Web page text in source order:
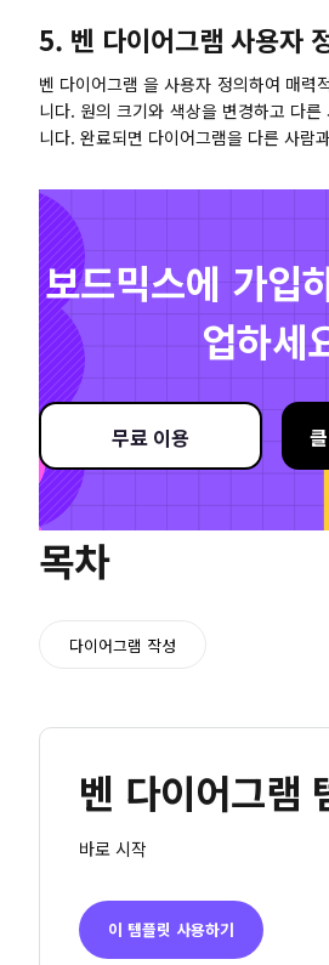
5. 벤 다이어그램 사용자
벤 다이어그램 을 사용자 정의하여 매력
니다. 원의 크기와 색상을 변경하고 다
니다. 완료되면 다이어그램을 다른 사람
보드믹스에 가입
업하세
무료 이용
목차
다이어그램 작성
벤 다이어그램
바로 시작
이 템플릿 사용하기